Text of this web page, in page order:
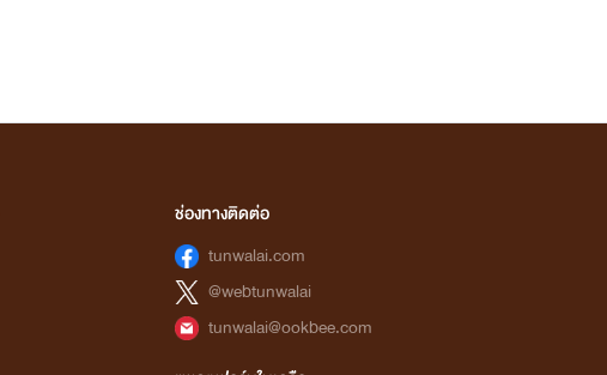
ช่องทางติดต่อ
tunwalai.com
@webtunwalai
tunwalai@ookbee.com